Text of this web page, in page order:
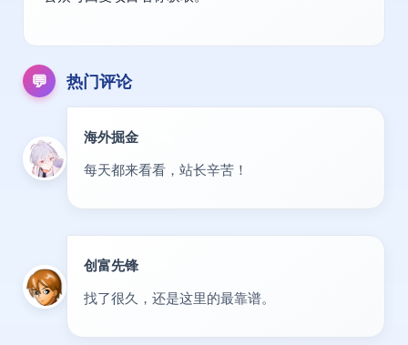
💬 热门评论
海外掘金
每天都来看看，站长辛苦！
创富先锋
找了很久，还是这里的最靠谱。